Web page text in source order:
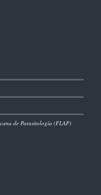
de Parasitología (FLAP)